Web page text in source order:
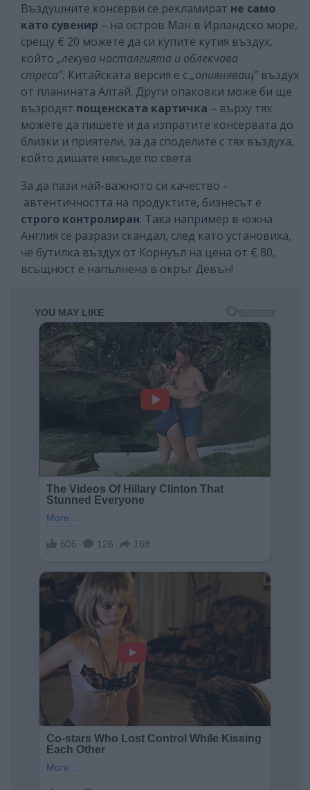
Въздушните консерви се рекламират не само
като сувенир – на остров Ман в Ирландско море,
срещу € 20 можете да си купите кутия въздух,
който „лекува носталгията и облекчава
стреса”. Китайската версия е с„опияняващ”въздух
от планината Алтай. Други опаковки може би ще
възродят пощенската картичка – върху тях
можете да пишете и да изпратите консервата до
близки и приятели, за да споделите с тях въздуха,
който дишате някъде по света.
За да пази най-важното си качество -
автентичността на продуктите, бизнесът е
строго контролиран. Така например в южна
Англия се разрази скандал, след като установиха,
че бутилка въздух от Корнуъл на цена от € 80,
всъщност е напълнена в окръг Девън!